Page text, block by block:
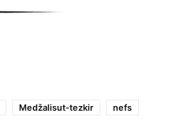
Medžalisut-tezkir
nefs